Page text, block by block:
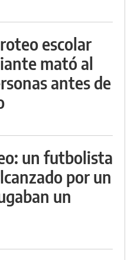
escolar
mató al
antes de
un futbolista
por un
un